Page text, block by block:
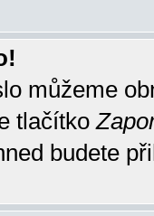
můžeme
tlačítko
budete